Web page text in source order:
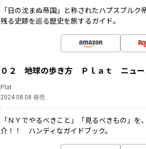
「日の沈まぬ帝国」と称されたハプスブル
残る史跡を巡る歴史を旅するガイド。
０２ 地球の歩き方 Ｐｌａｔ ニュー
Plat
2024.08.08 発売
「ＮＹでやるべきこと」「見るべきもの」
介！！ ハンディなガイドブック。